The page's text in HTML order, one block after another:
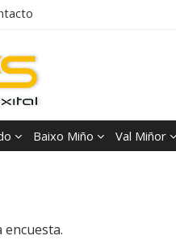
Baixo Miño Val Miñor